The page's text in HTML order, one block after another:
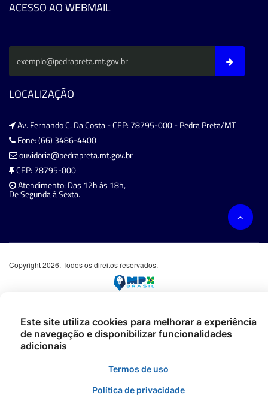
ACESSO AO WEBMAIL
LOCALIZAÇÃO
Av. Fernando C. Da Costa - CEP: 78795-000 - Pedra Preta/MT
Fone: (66) 3486-4400
ouvidoria@pedrapreta.mt.gov.br
CEP: 78795-000
Atendimento: Das 12h às 18h,
De Segunda à Sexta.
Copyright 2026. Todos os direitos reservados.
Este site utiliza cookies para melhorar a experiência
de navegação e disponibilizar funcionalidades
adicionais
Termos de uso
Política de privacidade